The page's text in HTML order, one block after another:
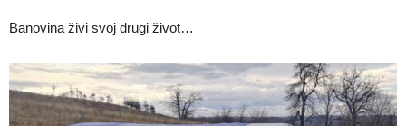
Banovina živi svoj drugi život…